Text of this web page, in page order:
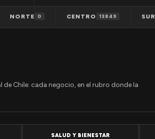
NORTE 0 CENTRO 13849 SUR
Chile: cada negocio, en el rubro donde la
SALUD Y BIENESTAR